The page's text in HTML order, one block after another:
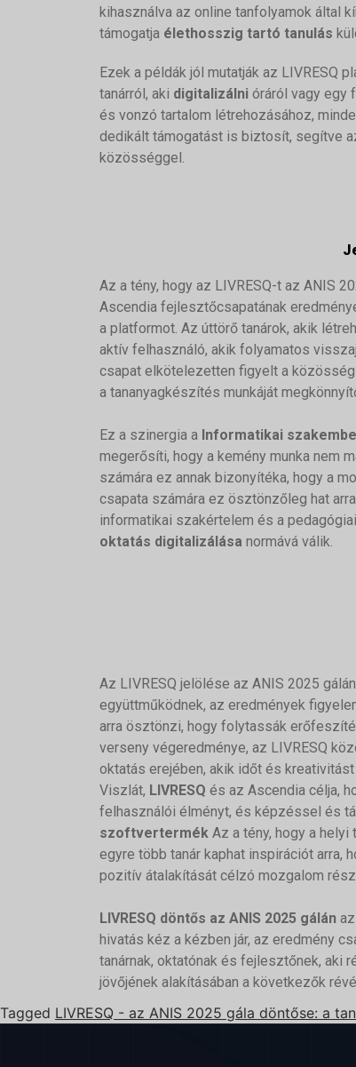
kihasználva az online tanfolyamok által
támogatja élethosszig tartó tanulás
Ezek a példák jól mutatják az LIVRESQ
tanárról, aki digitalizálni óráról vagy egy
és vonzó tartalom létrehozásához,
dedikált támogatást is biztosít, segítve
közösséggel.
Az a tény, hogy az LIVRESQ-t az ANIS
Ascendia fejlesztőcsapatának
a platformot. Az úttörő tanárok, akik
aktív felhasználó, akik folyamatos
csapat elkötelezetten figyelt a
a tananyagkészítés munkáját
Ez a szinergia a Informatikai
megerősíti, hogy a kemény munka nem
számára ez annak bizonyítéka, hogy a
csapata számára ez ösztönzőleg hat
informatikai szakértelem és a
oktatás digitalizálása normává válik.
Az LIVRESQ jelölése az ANIS 2025
együttműködnek, az eredmények
arra ösztönzi, hogy folytassák
verseny végeredménye, az LIVRESQ
oktatás erejében, akik időt és
Viszlát, LIVRESQ és az Ascendia célja,
felhasználói élményt, és képzéssel és
szoftvertermék Az a tény, hogy a
egyre több tanár kaphat inspirációt arra,
pozitív átalakítását célzó mozgalom
LIVRESQ döntős az ANIS 2025 gálán
hivatás kéz a kézben jár, az eredmény
tanárnak, oktatónak és fejlesztőnek, aki
jövőjének alakításában a következők
Tagged LIVRESQ - az ANIS 2025 gála döntőse: a